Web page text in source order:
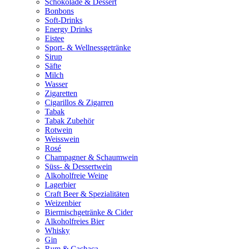
Schokolade & Dessert
Bonbons
Soft-Drinks
Energy Drinks
Eistee
Sport- & Wellnessgetränke
Sirup
Säfte
Milch
Wasser
Zigaretten
Cigarillos & Zigarren
Tabak
Tabak Zubehör
Rotwein
Weisswein
Rosé
Champagner & Schaumwein
Süss- & Dessertwein
Alkoholfreie Weine
Lagerbier
Craft Beer & Spezialitäten
Weizenbier
Biermischgetränke & Cider
Alkoholfreies Bier
Whisky
Gin